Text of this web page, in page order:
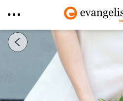
Direkt
zum
Nächstes Bild